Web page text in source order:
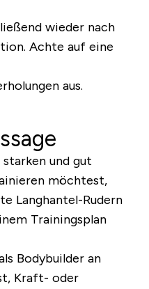
wieder nach
Achte auf eine
aus.
und gut
möchtest,
Langhantel-Rudern
Trainingsplan
Bodybuilder an
Kraft- oder